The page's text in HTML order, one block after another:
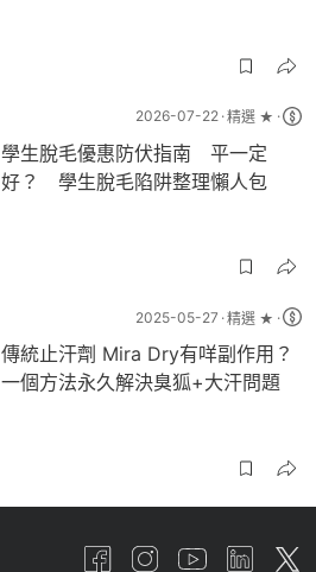
2026-07-22 精選 ★
學生脫毛優惠防伏指南 平一定
好？ 學生脫毛陷阱整理懶人包
2025-05-27 精選 ★
傳統止汗劑 Mira Dry有咩副作用？
一個方法永久解決臭狐+大汗問題